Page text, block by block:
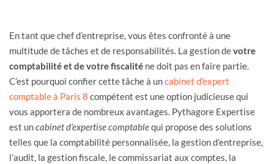
En tant que chef d’entreprise, vous êtes confronté à une
multitude de tâches et de responsabilités. La gestion devotre
comptabilité et de votre fiscalité ne doit pas en faire partie.
C’est pourquoi confier cette tâche à uncabinet d’expert
comptable à Paris 8 compétent est une option judicieuse qui
vous apportera de nombreux avantages. Pythagore Expertise
est uncabinet d’expertise comptablequi propose des solutions
telles que la comptabilité personnalisée, la gestion d’entreprise,
l’audit, la gestion fiscale, le commissariat aux comptes, la